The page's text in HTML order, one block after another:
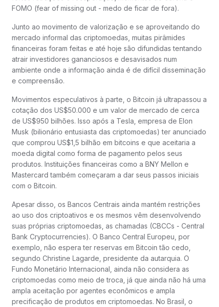
FOMO (fear of missing out - medo de ficar de fora).
Junto ao movimento de valorização e se aproveitando do
mercado informal das criptomoedas, muitas pirâmides
financeiras foram feitas e até hoje são difundidas tentando
atrair investidores gananciosos e desavisados num
ambiente onde a informação ainda é de difícil disseminação
e compreensão.
Movimentos especulativos à parte, o Bitcoin já ultrapassou a
cotação dos US$50.000 e um valor de mercado de cerca
de US$950 bilhões. Isso após a Tesla, empresa de Elon
Musk (bilionário entusiasta das criptomoedas) ter anunciado
que comprou US$1,5 bilhão em bitcoins e que aceitaria a
moeda digital como forma de pagamento pelos seus
produtos. Instituições financeiras como a BNY Mellon e
Mastercard também começaram a dar seus passos iniciais
com o Bitcoin.
Apesar disso, os Bancos Centrais ainda mantém restrições
ao uso dos criptoativos e os mesmos vêm desenvolvendo
suas próprias criptomoedas, as chamadas (CBCCs - Central
Bank Cryptocurrencies). O Banco Central Europeu, por
exemplo, não espera ter reservas em Bitcoin tão cedo,
segundo Christine Lagarde, presidente da autarquia. O
Fundo Monetário Internacional, ainda não considera as
criptomoedas como meio de troca, já que ainda não há uma
ampla aceitação por agentes econômicos e ampla
precificação de produtos em criptomoedas. No Brasil, o